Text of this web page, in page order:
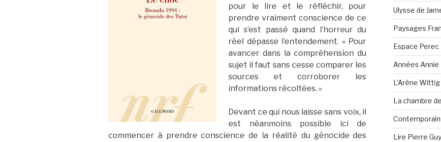
pour le lire et le réfléchir, pour
prendre vraiment conscience de ce
qui s’est passé quand l’horreur du
réel dépasse l’entendement. « Pour
avancer dans la compréhension du
sujet il faut sans cesse comparer les
sources et corroborer les
informations récoltées. »
Devant ce qui nous laisse sans voix, il
est néanmoins possible ici de
commencer à prendre conscience de la réalité du génocide des
Ulysse de
Paysages
Espace Perec
Années Annie
L'Arène Wittig
La chambre
Lire Pierre